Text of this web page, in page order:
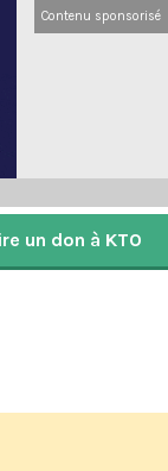
Contenu sponsorisé
un don à KTO